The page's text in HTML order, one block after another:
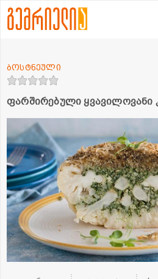
ფარშირებული ყვავილოვანი
ბოსტნეული